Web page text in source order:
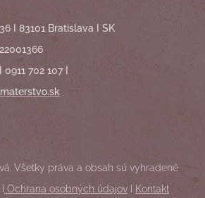
I 83101 Bratislava I SK
702 107 I
Všetky práva a obsah sú vyhradené
I Ochrana osobných údajov I Kontakt